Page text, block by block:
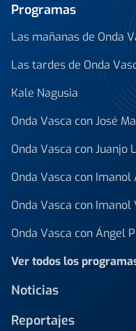
Programas
Las mañanas de Onda
Las tardes de Onda
Kale Nagusia
Onda Vasca con José
Onda Vasca con Juanjo
Onda Vasca con
Onda Vasca con
Onda Vasca con Ángel
Ver todos los
Noticias
Reportajes